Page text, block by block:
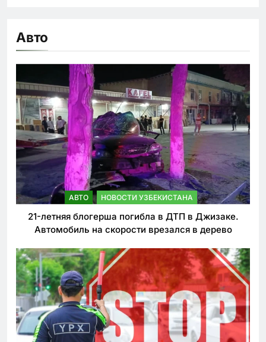
Авто
АВТО НОВОСТИ УЗБЕКИСТАНА
21-летняя блогерша погибла в ДТП в Джизаке.
Автомобиль на скорости врезался в дерево